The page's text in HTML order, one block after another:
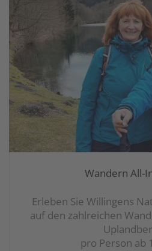
Wandern All-
Erleben Sie Willingens
auf den zahlreichen
pro Person ab